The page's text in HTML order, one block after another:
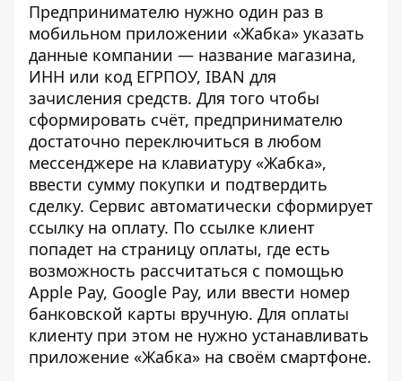
Предпринимателю нужно один раз в
мобильном приложении «Жабка» указать
данные компании — название магазина,
ИНН или код ЕГРПОУ, IBAN для
зачисления средств. Для того чтобы
сформировать счёт, предпринимателю
достаточно переключиться в любом
мессенджере на клавиатуру «Жабка»,
ввести сумму покупки и подтвердить
сделку. Сервис автоматически сформирует
ссылку на оплату. По ссылке клиент
попадет на страницу оплаты, где есть
возможность рассчитаться с помощью
Apple Pay, Google Pay, или ввести номер
банковской карты вручную. Для оплаты
клиенту при этом не нужно устанавливать
приложение «Жабка» на своём смартфоне.